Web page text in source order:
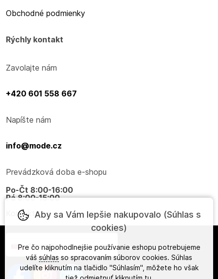
Obchodné podmienky
Rýchly kontakt
Zavolajte nám
+420 601 558 667
Napíšte nám
info@mode.cz
Prevádzková doba e-shopu
Po-Čt 8:00-16:00
Pá 8:00-15:00
Kontakty
Slovensky
Aby sa Vám lepšie nakupovalo (Súhlas s
cookies)
Pre čo najpohodlnejšie používanie eshopu potrebujeme
váš súhlas so spracovaním súborov cookies. Súhlas
udelíte kliknutím na tlačidlo "Súhlasím", môžete ho však